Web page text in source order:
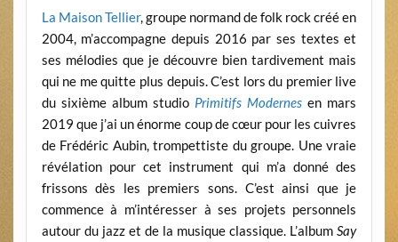
La Maison Tellier, groupe normand de folk rock créé en
2004, m’accompagne depuis 2016 par ses textes et
ses mélodies que je découvre bien tardivement mais
qui ne me quitte plus depuis. C’est lors du premier live
du sixième album studio Primitifs Modernes en mars
2019 que j’ai un énorme coup de cœur pour les cuivres
de Frédéric Aubin, trompettiste du groupe. Une vraie
révélation pour cet instrument qui m’a donné des
frissons dès les premiers sons. C’est ainsi que je
commence à m’intéresser à ses projets personnels
autour du jazz et de la musique classique. L’albumSay